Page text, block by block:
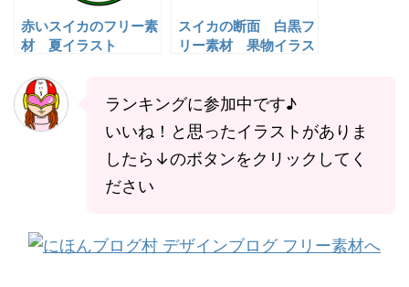
赤いスイカのフリー素
材 夏イラスト
スイカの断面 白黒フ
リー素材 果物イラス
ランキングに参加中です♪
いいね！と思ったイラストがありま
したら↓のボタンをクリックしてく
ださい